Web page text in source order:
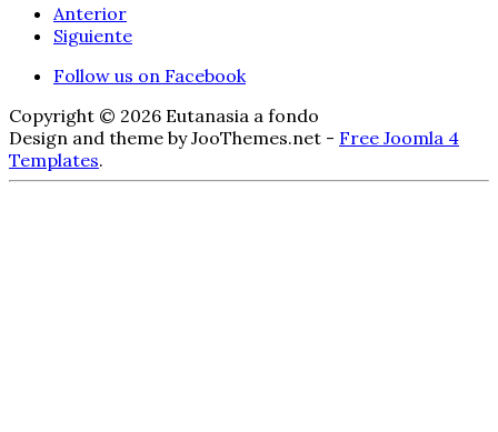
Anterior
Siguiente
Follow us on Facebook
Copyright © 2026 Eutanasia a fondo
Design and theme by JooThemes.net - Free Joomla 4
Templates.